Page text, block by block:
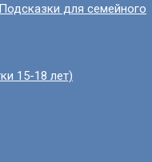
для семейного
15-18 лет)